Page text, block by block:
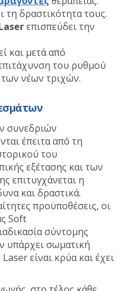
τη δραστικότητα τους.
επισπεύδει την
και μετά από
του ρυθμού
νέων τριχών.
συνεδριών
έπειτα από τη
του
εξέτασης και των
επιτυγχάνεται η
και δραστικά.
προϋποθέσεις, οι
Soft
σύντομης
υπάρχει σωματική
είναι κρύα και έχει